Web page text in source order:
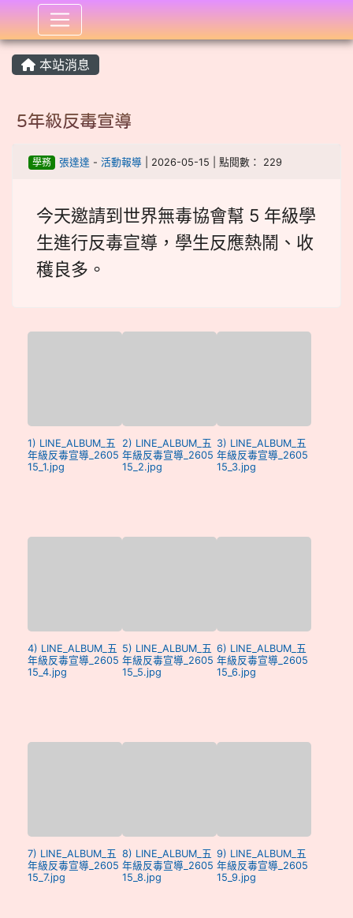
:::
本站消息
5年級反毒宣導
學務 張達達 - 活動報導| 2026-05-15 | 點閱數： 229
今天邀請到世界無毒協會幫 5 年級學
生進行反毒宣導，學生反應熱鬧、收
穫良多。
1) LINE_ALBUM_五
年級反毒宣導_2605
15_1.jpg
2) LINE_ALBUM_五
年級反毒宣導_2605
15_2.jpg
3) LINE_ALBUM_五
年級反毒宣導_2605
15_3.jpg
4) LINE_ALBUM_五
年級反毒宣導_2605
15_4.jpg
5) LINE_ALBUM_五
年級反毒宣導_2605
15_5.jpg
6) LINE_ALBUM_五
年級反毒宣導_2605
15_6.jpg
7) LINE_ALBUM_五
年級反毒宣導_2605
15_7.jpg
8) LINE_ALBUM_五
年級反毒宣導_2605
15_8.jpg
9) LINE_ALBUM_五
年級反毒宣導_2605
15_9.jpg